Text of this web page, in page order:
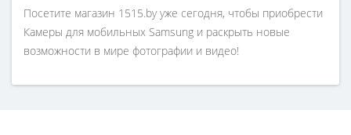
Посетите магазин 1515.by уже сегодня, чтобы приобрести
Камеры для мобильных Samsung и раскрыть новые
возможности в мире фотографии и видео!